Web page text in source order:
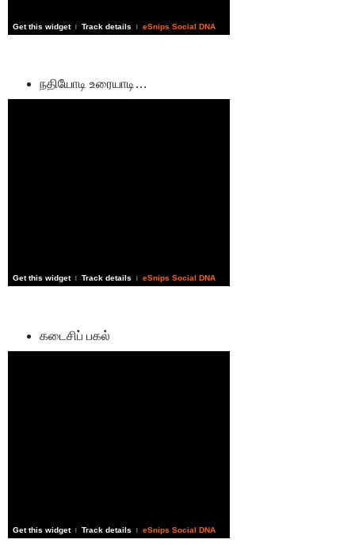
Get this widget | Track details | eSnips Social DNA
நதியோடி உரையாடி…
Get this widget Track details eSnips Social DNA
கடைசிப் பகல்
Get this widget | Track details | eSnips Social DNA